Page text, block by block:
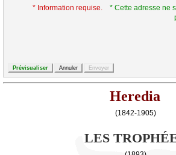
* Information requise.
* Cette adresse ne
Heredia
(1842-1905)
LES